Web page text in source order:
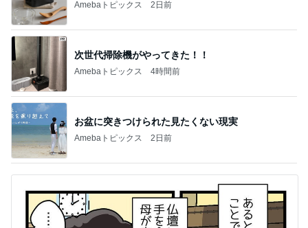
Amebaトピックス 2日前
次世代掃除機がやってきた！！
Amebaトピックス 4時間前
お盆に突きつけられた見たくない現実
Amebaトピックス 2日前